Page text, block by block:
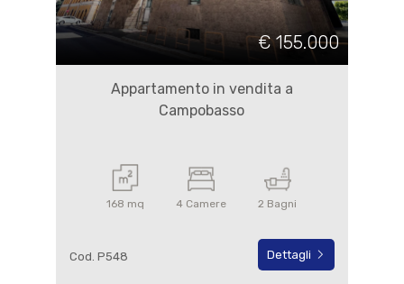
€ 155.000
Appartamento in vendita a
Campobasso
168 mq 4 Camere 2 Bagni
Cod. P548 Dettagli